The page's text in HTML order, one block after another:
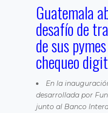
Guatemala
desafío de
de sus
chequeo
En la
desarrollada por
junto al Banco